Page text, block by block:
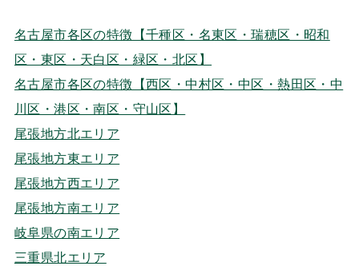
名古屋市各区の特徴【千種区・名東区・瑞穂区・昭和
区・東区・天白区・緑区・北区】
名古屋市各区の特徴【西区・中村区・中区・熱田区・中
川区・港区・南区・守山区】
尾張地方北エリア
尾張地方東エリア
尾張地方西エリア
尾張地方南エリア
岐阜県の南エリア
三重県北エリア